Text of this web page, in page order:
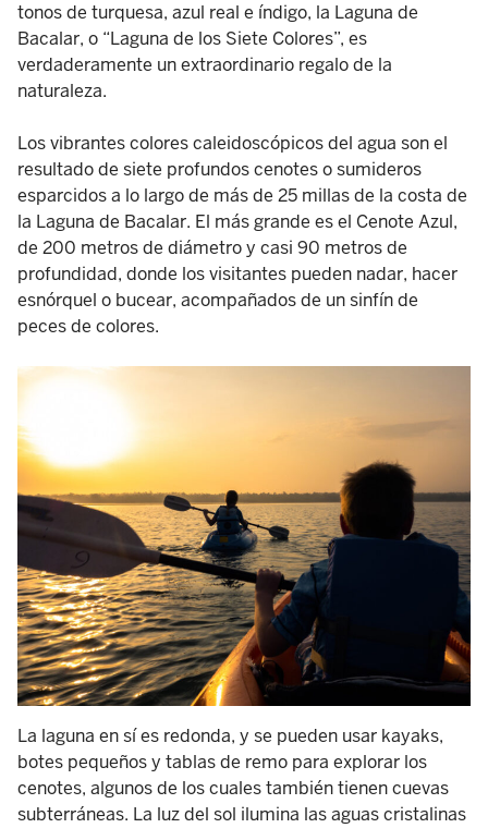
tonos de turquesa, azul real e índigo, la Laguna de
Bacalar, o “Laguna de los Siete Colores”, es
verdaderamente un extraordinario regalo de la
naturaleza.
Los vibrantes colores caleidoscópicos del agua son el
resultado de siete profundos cenotes o sumideros
esparcidos a lo largo de más de 25 millas de la costa de
la Laguna de Bacalar. El más grande es el Cenote Azul,
de 200 metros de diámetro y casi 90 metros de
profundidad, donde los visitantes pueden nadar, hacer
esnórquel o bucear, acompañados de un sinfín de
peces de colores.
La laguna en sí es redonda, y se pueden usar kayaks,
botes pequeños y tablas de remo para explorar los
cenotes, algunos de los cuales también tienen cuevas
subterráneas. La luz del sol ilumina las aguas cristalinas